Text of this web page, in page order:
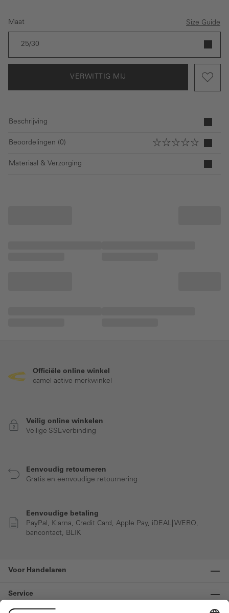
Maat Size Guide
25/30
VERWITTIG MIJ
Beschrijving
Beoordelingen (0)
Materiaal & Verzorging
Officiële online winkel
camel active merkwinkel
Veilig online winkelen
Veilige SSL-verbinding
Eenvoudig retourneren
Gratis en eenvoudige retournering
Eenvoudige betaling
PayPal, Klarna, Credit Card, Apple Pay, iDEAL| WERO,
bancontact, BLIK
Voor Handelaren
Service